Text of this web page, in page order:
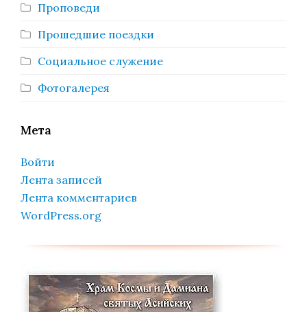
Проповеди
Прошедшие поездки
Социальное служение
Фотогалерея
Мета
Войти
Лента записей
Лента комментариев
WordPress.org